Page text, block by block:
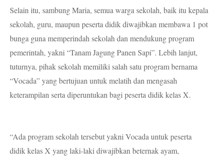
Selain itu, sambung Maria, semua warga sekolah, baik itu kepala
sekolah, guru, maupun peserta didik diwajibkan membawa 1 pot
bunga guna memperindah sekolah dan mendukung program
pemerintah, yakni “Tanam Jagung Panen Sapi”. Lebih lanjut,
tuturnya, pihak sekolah memiliki salah satu program bernama
“Vocada” yang bertujuan untuk melatih dan mengasah
keterampilan serta diperuntukan bagi peserta didik kelas X.
“Ada program sekolah tersebut yakni Vocada untuk peserta
didik kelas X yang laki-laki diwajibkan beternak ayam,